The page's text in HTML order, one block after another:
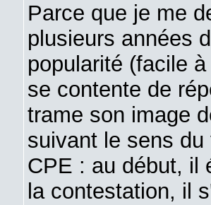
Parce que je me
plusieurs années
popularité (facile
se contente de
trame son image
suivant le sens
CPE : au début, il
la contestation, il